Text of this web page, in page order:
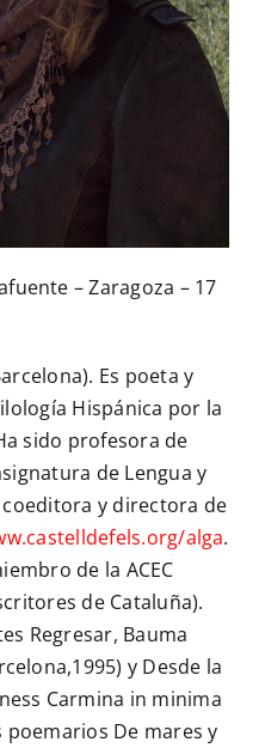
– Zaragoza – 17
Es poeta y
Hispánica por la
sido profesora de
de Lengua y
y directora de
alga.
de la ACEC
de Cataluña).
Regresar, Bauma
y Desde la
Carmina in minima
poemarios De mares y